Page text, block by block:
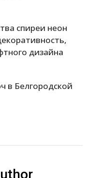
спиреи неон
дизайна
в Белгородской